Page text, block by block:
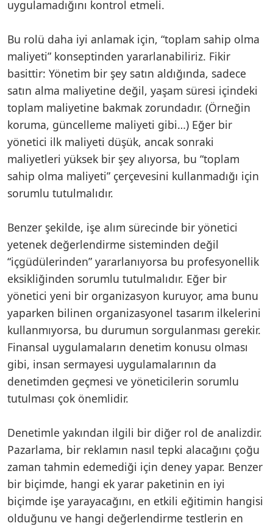
uygulamadığını kontrol etmeli.
Bu rolü daha iyi anlamak için, “toplam sahip olma
maliyeti” konseptinden yararlanabiliriz. Fikir
basittir: Yönetim bir şey satın aldığında, sadece
satın alma maliyetine değil, yaşam süresi içindeki
toplam maliyetine bakmak zorundadır. (Örneğin
koruma, güncelleme maliyeti gibi…) Eğer bir
yönetici ilk maliyeti düşük, ancak sonraki
maliyetleri yüksek bir şey alıyorsa, bu “toplam
sahip olma maliyeti” çerçevesini kullanmadığı için
sorumlu tutulmalıdır.
Benzer şekilde, işe alım sürecinde bir yönetici
yetenek değerlendirme sisteminden değil
“içgüdülerinden” yararlanıyorsa bu profesyonellik
eksikliğinden sorumlu tutulmalıdır. Eğer bir
yönetici yeni bir organizasyon kuruyor, ama bunu
yaparken bilinen organizasyonel tasarım ilkelerini
kullanmıyorsa, bu durumun sorgulanması gerekir.
Finansal uygulamaların denetim konusu olması
gibi, insan sermayesi uygulamalarının da
denetimden geçmesi ve yöneticilerin sorumlu
tutulması çok önemlidir.
Denetimle yakından ilgili bir diğer rol de analizdir.
Pazarlama, bir reklamın nasıl tepki alacağını çoğu
zaman tahmin edemediği için deney yapar. Benzer
bir biçimde, hangi ek yarar paketinin en iyi
biçimde işe yarayacağını, en etkili eğitimin hangisi
olduğunu ve hangi değerlendirme testlerin en